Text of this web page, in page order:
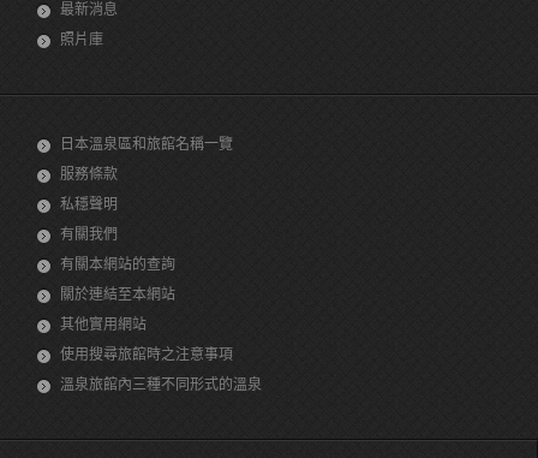
最新消息
照片庫
日本溫泉區和旅館名稱一覽
服務條款
私穩聲明
有關我們
有關本網站的查詢
關於連結至本網站
其他實用網站
使用搜尋旅館時之注意事項
溫泉旅館內三種不同形式的溫泉